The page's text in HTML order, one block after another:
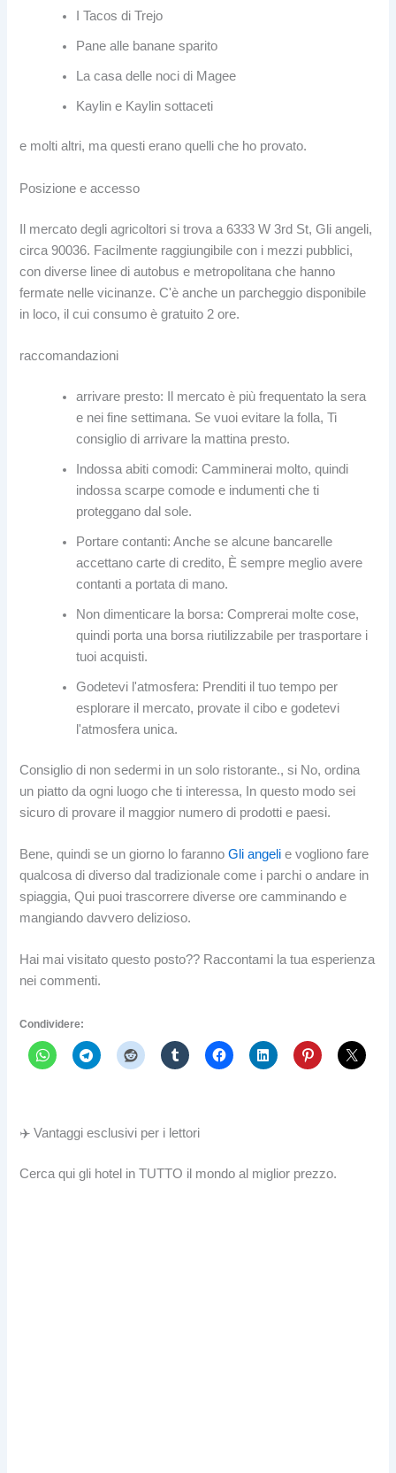
I Tacos di Trejo
Pane alle banane sparito
La casa delle noci di Magee
Kaylin e Kaylin sottaceti
e molti altri, ma questi erano quelli che ho provato.
Posizione e accesso
Il mercato degli agricoltori si trova a 6333 W 3rd St, Gli angeli,
circa 90036. Facilmente raggiungibile con i mezzi pubblici,
con diverse linee di autobus e metropolitana che hanno
fermate nelle vicinanze. C'è anche un parcheggio disponibile
in loco, il cui consumo è gratuito 2 ore.
raccomandazioni
arrivare presto: Il mercato è più frequentato la sera
e nei fine settimana. Se vuoi evitare la folla, Ti
consiglio di arrivare la mattina presto.
Indossa abiti comodi: Camminerai molto, quindi
indossa scarpe comode e indumenti che ti
proteggano dal sole.
Portare contanti: Anche se alcune bancarelle
accettano carte di credito, È sempre meglio avere
contanti a portata di mano.
Non dimenticare la borsa: Comprerai molte cose,
quindi porta una borsa riutilizzabile per trasportare i
tuoi acquisti.
Godetevi l'atmosfera: Prenditi il ​​tuo tempo per
esplorare il mercato, provate il cibo e godetevi
l'atmosfera unica.
Consiglio di non sedermi in un solo ristorante., si No, ordina
un piatto da ogni luogo che ti interessa, In questo modo sei
sicuro di provare il maggior numero di prodotti e paesi.
Bene, quindi se un giorno lo farannoGli angeli e vogliono fare
qualcosa di diverso dal tradizionale come i parchi o andare in
spiaggia, Qui puoi trascorrere diverse ore camminando e
mangiando davvero delizioso.
Hai mai visitato questo posto?? Raccontami la tua esperienza
nei commenti.
Condividere:
✈️ Vantaggi esclusivi per i lettori
Cerca qui gli hotel in TUTTO il mondo al miglior prezzo.